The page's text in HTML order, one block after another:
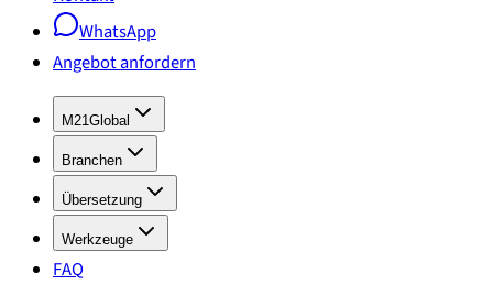
WhatsApp
Angebot anfordern
M21Global
Branchen
Übersetzung
Werkzeuge
FAQ